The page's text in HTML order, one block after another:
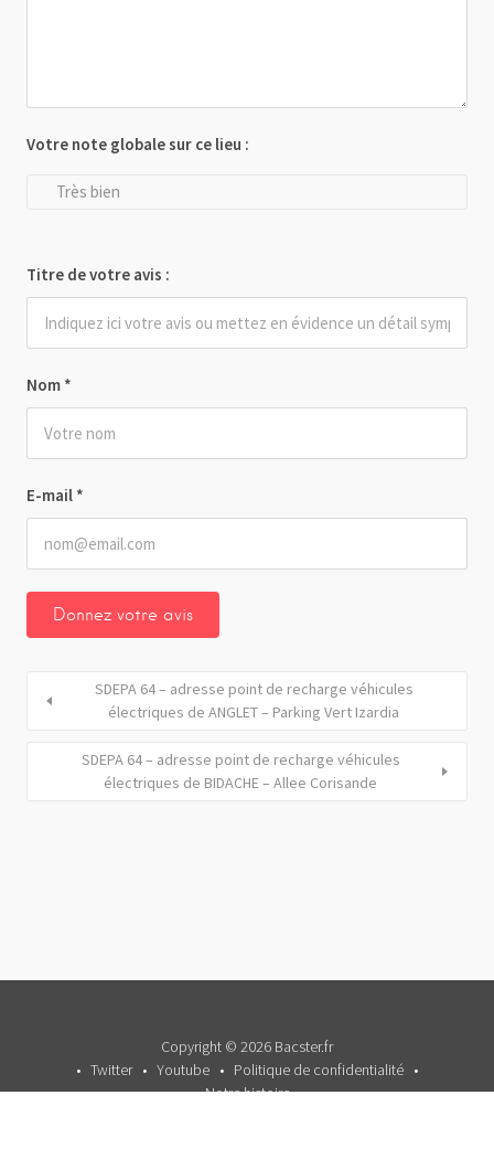
Nom *
E-mail *
Votre note globale sur ce lieu :
Très bien
Titre de votre avis :
SDEPA 64 – adresse point de recharge véhicules
électriques de ANGLET – Parking Vert Izardia
SDEPA 64 – adresse point de recharge véhicules
électriques de BIDACHE – Allee Corisande
Copyright © 2026 Bacster.fr
Twitter
Youtube
Politique de confidentialité
Notre histoire